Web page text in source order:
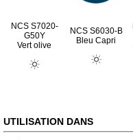
NCS S7020-
G50Y
Vert olive
NCS S6030-B
Bleu Capri
UTILISATION DANS